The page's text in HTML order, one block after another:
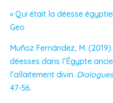
« Qui était la déesse
Geo
Muñoz Fernández, M.
déesses dans l’Égypte
l’allaitement divin.
47-56.